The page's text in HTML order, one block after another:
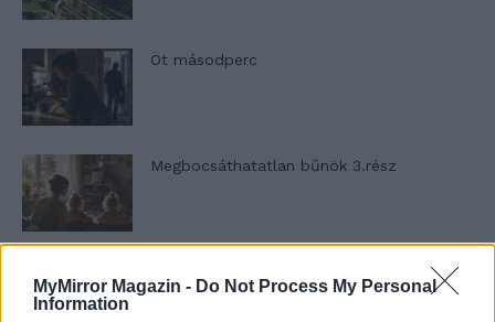
MyMirror Magazin - Do Not Process My Personal
Information
Öt másodperc
Megbocsáthatatlan bűnök 3.rész